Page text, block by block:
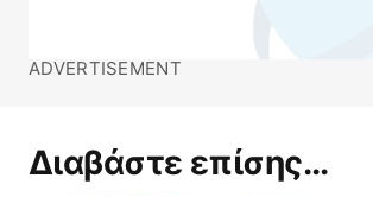
ADVERTISEMENT
Διαβάστε επίσης...